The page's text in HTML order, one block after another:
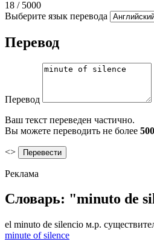
18 / 5000
Выберите язык перевода
Перевод
Перевод
Ваш текст переведен частично.
Вы можете переводить не более
<>
Реклама
Словарь: "minuto de
el minuto de silencio м.р.
minute of silence